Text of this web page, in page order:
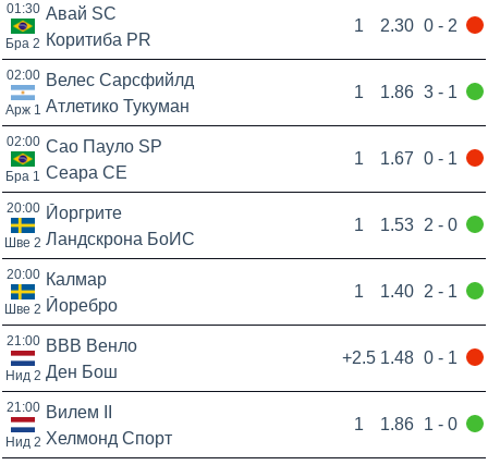
01:30
Бра 2
Авай SC
Коритиба PR
1 2.30 0 - 2
02:00
Арж 1
Велес Сарсфийлд
Атлетико Тукуман
1 1.86 3 - 1
02:00
Бра 1
Сао Пауло SP
Сеара CE
1 1.67 0 - 1
20:00
Шве 2
Йоргрите
Ландскрона БоИС
1 1.53 2 - 0
20:00
Шве 2
Калмар
Йоребро
1 1.40 2 - 1
21:00
Нид 2
ВВВ Венло
Ден Бош
+2.5 1.48 0 - 1
21:00
Нид 2
Вилем II
Хелмонд Спорт
1 1.86 1 - 0